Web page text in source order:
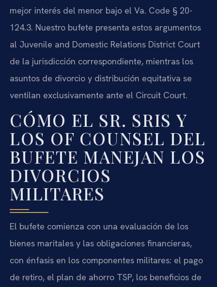
mejor interés del menor bajo el Va. Code § 20-
124.3. Nuestro bufete presenta estos argumentos
al Juvenile and Domestic Relations District Court
de la jurisdicción correspondiente, mientras los
asuntos de divorcio y distribución equitativa se
ventilan exclusivamente ante el Circuit Court.
CÓMO EL SR. SRIS Y
LOS OF COUNSEL DEL
BUFETE MANEJAN LOS
DIVORCIOS
MILITARES
El bufete comienza con una evaluación de los
bienes maritales y las obligaciones financieras,
con énfasis en los componentes militares: el pago
de retiro, el plan de ahorro TSP, los beneficios de